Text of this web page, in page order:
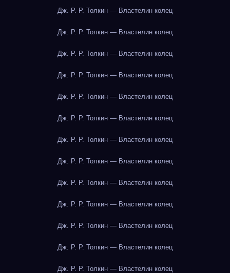
Дж. Р. Р. Толкин — Властелин колец
Дж. Р. Р. Толкин — Властелин колец
Дж. Р. Р. Толкин — Властелин колец
Дж. Р. Р. Толкин — Властелин колец
Дж. Р. Р. Толкин — Властелин колец
Дж. Р. Р. Толкин — Властелин колец
Дж. Р. Р. Толкин — Властелин колец
Дж. Р. Р. Толкин — Властелин колец
Дж. Р. Р. Толкин — Властелин колец
Дж. Р. Р. Толкин — Властелин колец
Дж. Р. Р. Толкин — Властелин колец
Дж. Р. Р. Толкин — Властелин колец
Дж. Р. Р. Толкин — Властелин колец